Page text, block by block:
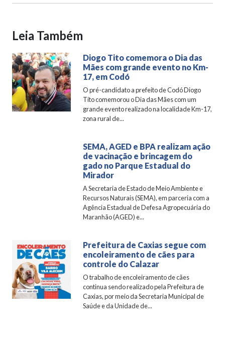
Leia Também
Diogo Tito comemora o Dia das
Mães com grande evento no Km-
17, em Codó
O pré-candidato a prefeito de Codó Diogo
Tito comemorou o Dia das Mães com um
grande evento realizado na localidade Km-17,
zona rural de...
SEMA, AGED e BPA realizam ação
de vacinação e brincagem do
gado no Parque Estadual do
Mirador
A Secretaria de Estado de Meio Ambiente e
Recursos Naturais (SEMA), em parceria com a
Agência Estadual de Defesa Agropecuária do
Maranhão (AGED) e...
Prefeitura de Caxias segue com
encoleiramento de cães para
controle do Calazar
O trabalho de encoleiramento de cães
continua sendo realizado pela Prefeitura de
Caxias, por meio da Secretaria Municipal de
Saúde e da Unidade de...